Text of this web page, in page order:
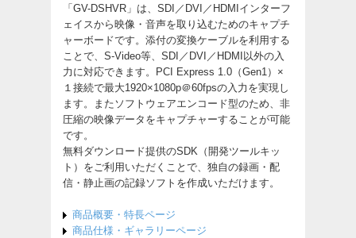
「GV-DSHVR」は、SDI／DVI／HDMIインターフ
ェイスから映像・音声を取り込むためのキャプチ
ャーボードです。添付の変換ケーブルを利用する
ことで、S-Video等、SDI／DVI／HDMI以外の入
力に対応できます。PCI Express 1.0（Gen1）×
１接続で最大1920×1080p＠60fpsの入力を実現し
ます。またソフトウェアエンコード型のため、非
圧縮の映像データをキャプチャーすることが可能
です。
無料ダウンロード提供のSDK（開発ツールキッ
ト）をご利用いただくことで、独自の録画・配
信・静止画の記録ソフトを作成いただけます。
商品概要・特長ページ
商品仕様・ギャラリーページ